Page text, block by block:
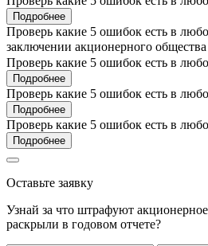
Подробнее
Проверь какие 5 ошибок есть в
заключении акционерного общества
Проверь какие 5 ошибок есть в
Подробнее
Проверь какие 5 ошибок есть в
Подробнее
Проверь какие 5 ошибок есть в
Подробнее
Оставьте заявку
Узнай за что штрафуют
раскрыли в годовом отчете?